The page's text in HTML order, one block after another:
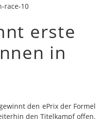
erste
in
den ePrix der Formel
den Titelkampf offen.